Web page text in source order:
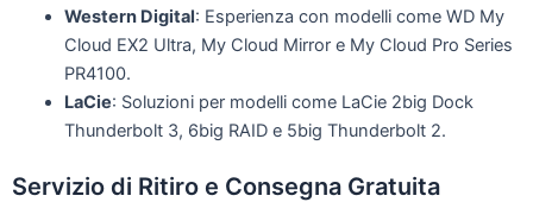
Western Digital: Esperienza con modelli come WD My
Cloud EX2 Ultra, My Cloud Mirror e My Cloud Pro Series
PR4100.
LaCie: Soluzioni per modelli come LaCie 2big Dock
Thunderbolt 3, 6big RAID e 5big Thunderbolt 2.
Servizio di Ritiro e Consegna Gratuita